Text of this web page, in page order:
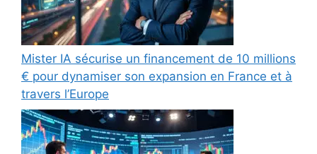
Mister IA sécurise un financement de 10 millions
€ pour dynamiser son expansion en France et à
travers l’Europe